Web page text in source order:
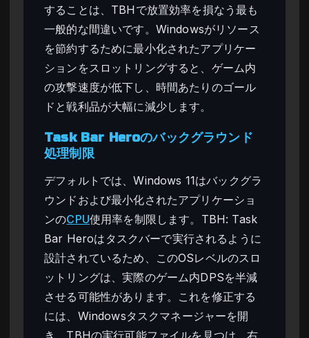
することは、TBHで放置効率を損なう最も
一般的な間違いです。Windowsがリソース
を節約するために最小化されたアプリケー
ションをスロットリングすると、ゲーム内
の攻撃速度が低下し、時間あたりのゴール
ドと戦利品が大幅に減少します。
Task Bar Heroのバックグラウンド
処理制限
デフォルトでは、Windows 11はバックグラ
ウンドおよび最小化されたアプリケーショ
ンのCPU使用率を制限します。TBH: Task
Bar Heroはタスクバーで実行されるように
設計されているため、このOSレベルのスロ
ットリングは、実際のゲーム内DPSを半減
させる可能性があります。これを修正する
には、Windowsタスクマネージャーを開
き、TBHの実行可能ファイルを見つけ、右